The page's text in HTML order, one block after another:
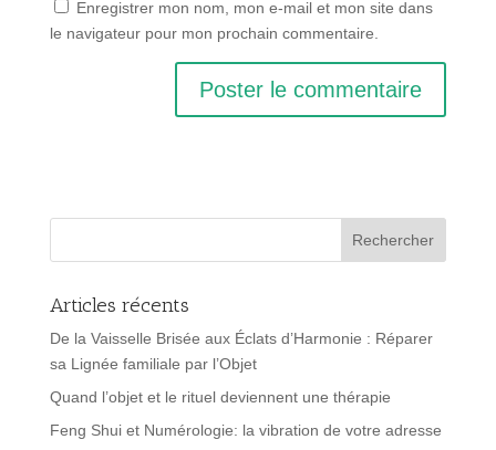
Enregistrer mon nom, mon e-mail et mon site dans
le navigateur pour mon prochain commentaire.
Articles récents
De la Vaisselle Brisée aux Éclats d’Harmonie : Réparer
sa Lignée familiale par l’Objet
Quand l’objet et le rituel deviennent une thérapie
Feng Shui et Numérologie: la vibration de votre adresse